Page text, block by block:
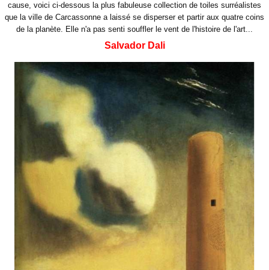
cause, voici ci-dessous la plus fabuleuse collection de toiles surréalistes
que la ville de Carcassonne a laissé se disperser et partir aux quatre coins
de la planète. Elle n'a pas senti souffler le vent de l'histoire de l'art...
Salvador Dali